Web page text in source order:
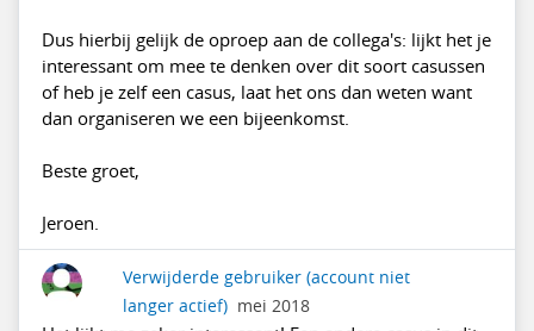
Dus hierbij gelijk de oproep aan de collega's: lijkt het je
interessant om mee te denken over dit soort casussen
of heb je zelf een casus, laat het ons dan weten want
dan organiseren we een bijeenkomst.
Beste groet,
Jeroen.
Verwijderde gebruiker (account niet
langer actief) mei 2018